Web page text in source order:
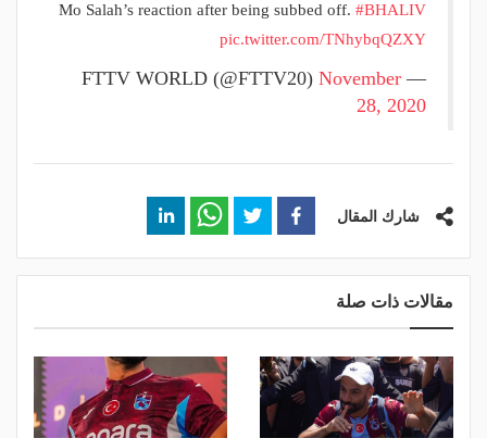
Mo Salah’s reaction after being subbed off. #BHALIV
pic.twitter.com/TNhybqQZXY
— FTTV WORLD (@FTTV20)
November
28, 2020
شارك المقال
مقالات ذات صلة